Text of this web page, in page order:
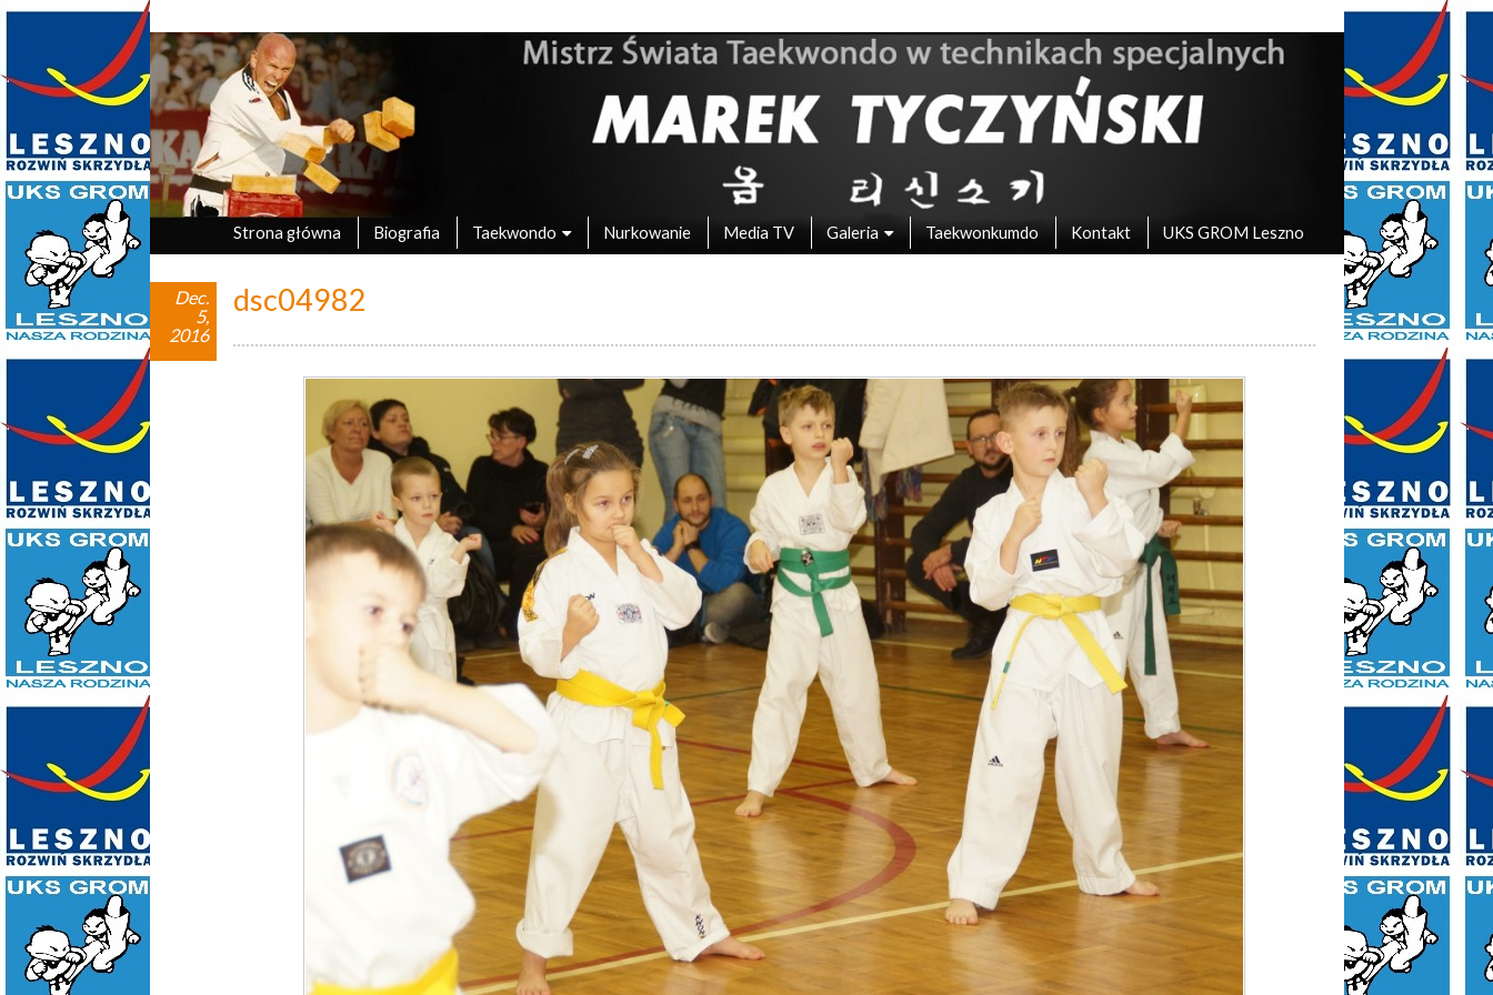
Marek Tyczyński – Mistrz Świata w Taekwondo
oficjalna strona UKS Grom Leszno
Strona główna Biografia Taekwondo Nurkowanie Media TV Galeria Taekwonkumdo Kontakt UKS GROM Leszno
dsc04982
Dec.
5,
2016